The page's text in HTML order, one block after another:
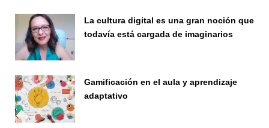
La cultura digital es una gran noción que
todavía está cargada de imaginarios
Gamificación en el aula y aprendizaje
adaptativo